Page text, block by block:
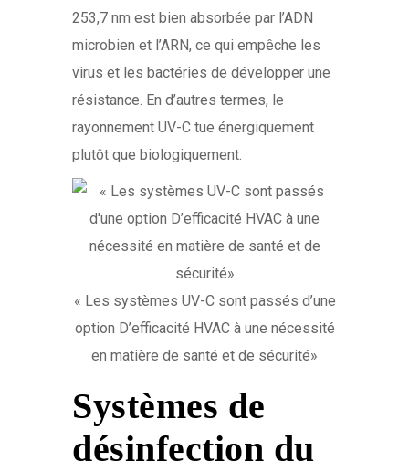
253,7 nm est bien absorbée par l’ADN
microbien et l’ARN, ce qui empêche les
virus et les bactéries de développer une
résistance. En d’autres termes, le
rayonnement UV-C tue énergiquement
plutôt que biologiquement.
« Les systèmes UV-C sont passés d’une
option D’efficacité HVAC à une nécessité
en matière de santé et de sécurité»
Systèmes de
désinfection du